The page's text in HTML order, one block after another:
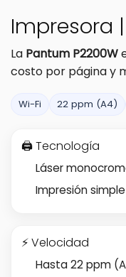
Impresora
La Pantum P2200W
costo por página y
Wi-Fi 22 ppm (A4)
🖨️ Tecnología
Láser
Impresión simple
⚡ Velocidad
Hasta 22 ppm